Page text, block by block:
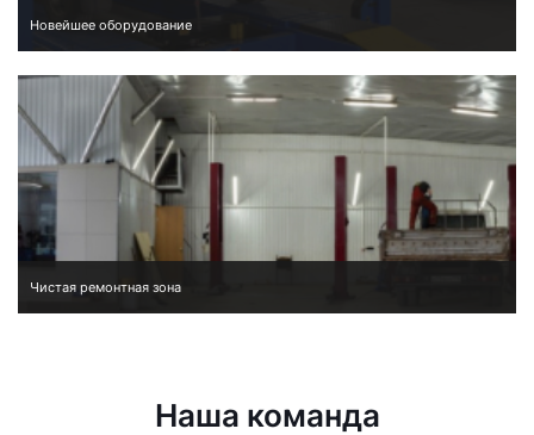
Новейшее оборудование
Чистая ремонтная зона
Наша команда